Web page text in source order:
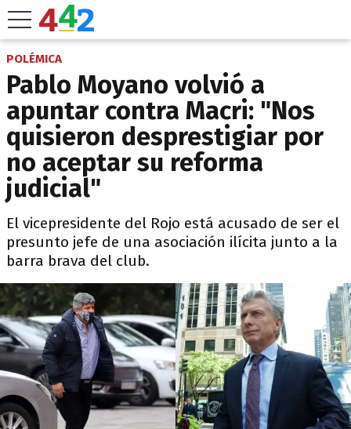
POLÉMICA
Pablo Moyano volvió a
apuntar contra Macri: "Nos
quisieron desprestigiar por
no aceptar su reforma
judicial"
El vicepresidente del Rojo está acusado de ser el
presunto jefe de una asociación ilícita junto a la
barra brava del club.